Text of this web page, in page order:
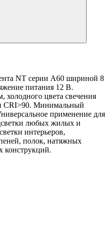
NT серии A60 шириной 8
питания 12 В.
цвета свечения
CRI>90. Минимальный
применение для
любых жилых и
интерьеров,
полок, натяжных
конструкций.